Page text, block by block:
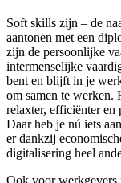
Soft skills zijn – de
aantonen met een
zijn de persoonlijke
intermenselijke
bent en blijft in je
om samen te
relaxter, efficiënter
Daar heb je nú iets
er dankzij
digitalisering heel